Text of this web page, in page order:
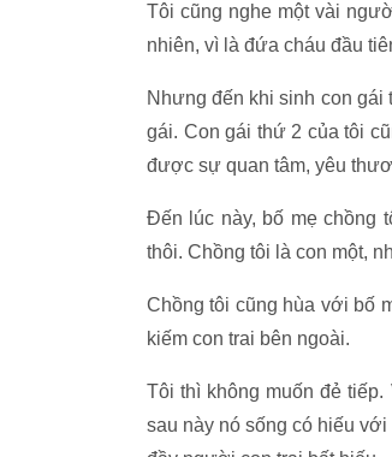
Tôi cũng nghe một vài
nhiên, vì là đứa cháu đầu
Nhưng đến khi sinh con
gái. Con gái thứ 2 của tôi
được sự quan tâm, yêu
Đến lúc này, bố mẹ chồng
thôi. Chồng tôi là con một,
Chồng tôi cũng hùa với bố
kiếm con trai bên ngoài.
Tôi thì không muốn đẻ
sau này nó sống có hiếu